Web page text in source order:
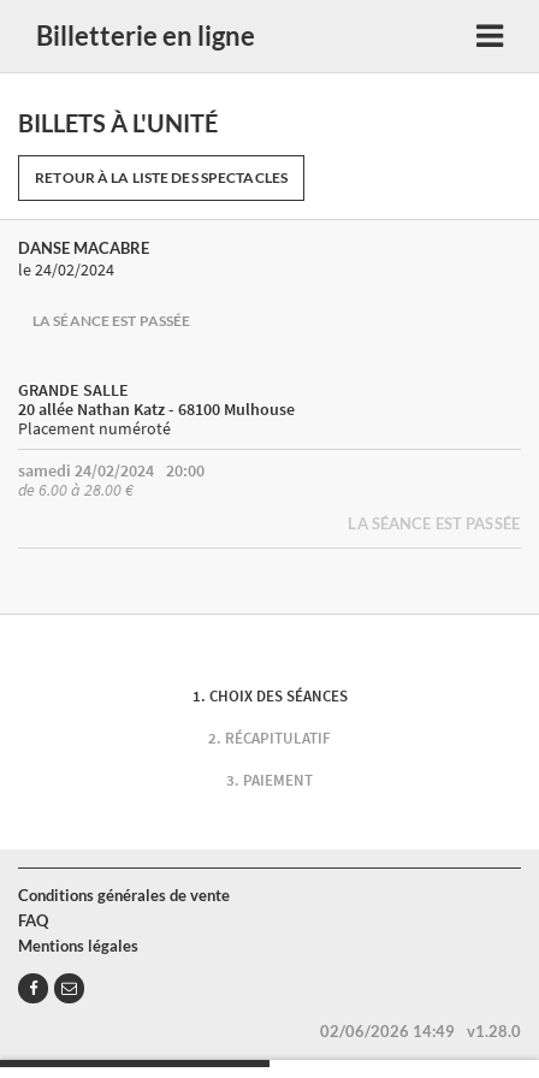
Billetterie en ligne
BILLETS À L'UNITÉ
RETOUR À LA LISTE DES SPECTACLES
DANSE MACABRE
le 24/02/2024
LA SÉANCE EST PASSÉE
GRANDE SALLE
20 allée Nathan Katz - 68100 Mulhouse
Placement numéroté
samedi 24/02/2024 20:00
de 6.00 à 28.00 €
LA SÉANCE EST PASSÉE
CHOIX DES SÉANCES
RÉCAPITULATIF
PAIEMENT
Conditions générales de vente
FAQ
Mentions légales
02/06/2026 14:49 v1.28.0